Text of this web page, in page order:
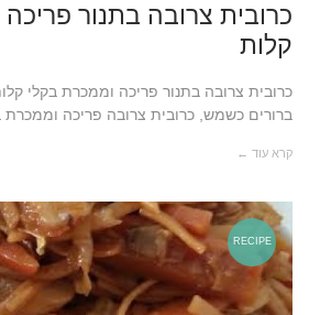
כרובית צרובה בתנור
קלות
כרובית צרובה בתנור פריכה וממכרת בקלי
ברורים כשמש, כרובית צרובה פריכה וממכרת
קרא עוד ←
RECIPE